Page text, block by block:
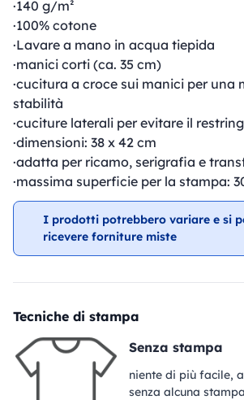
·140 g/m²
·100% cotone
·Lavare a mano in acqua tiepida
·manici corti (ca. 35 cm)
·cucitura a croce sui manici per una
stabilità
·cuciture laterali per evitare il
·dimensioni: 38 x 42 cm
·adatta per ricamo, serigrafia e
·massima superficie per la stampa:
I prodotti potrebbero variare e si
ricevere forniture miste
Tecniche di stampa
Senza stampa
niente di più facile,
senza alcuna